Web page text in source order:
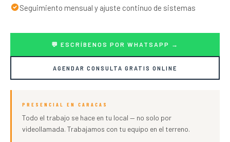
Seguimiento mensual y ajuste continuo de sistemas
💬 ESCRÍBENOS POR WHATSAPP →
AGENDAR CONSULTA GRATIS ONLINE
PRESENCIAL EN CARACAS
Todo el trabajo se hace en tu local — no solo por
videollamada. Trabajamos con tu equipo en el terreno.